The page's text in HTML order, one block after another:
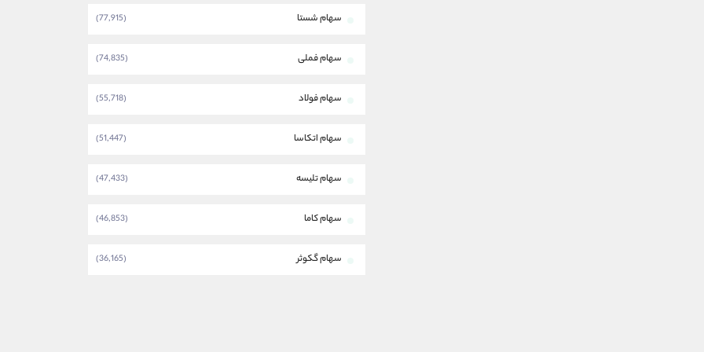
سهام شستا (77,915)
سهام فملی (74,835)
سهام فولاد (55,718)
سهام اتکاسا (51,447)
سهام تلیسه (47,433)
سهام کاما (46,853)
سهام گکوثر (36,165)